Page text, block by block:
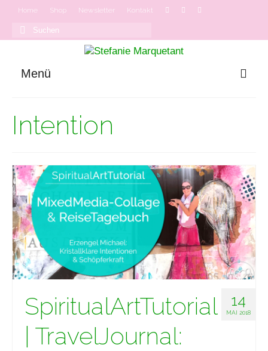
Home Shop Newsletter Kontakt
Suchen
Menü
Onlinekurse
Intention
14
MAI 2018
SpiritualArtTutorial
| TravelJournal: